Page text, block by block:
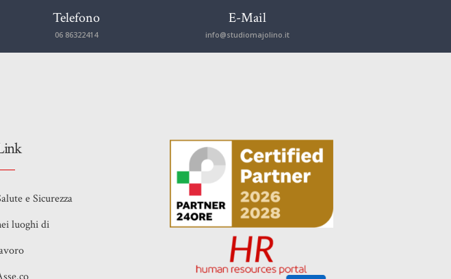
Telefono
06 86322414
E-Mail
info@studiomajolino.it
e Sicurezza
luoghi di